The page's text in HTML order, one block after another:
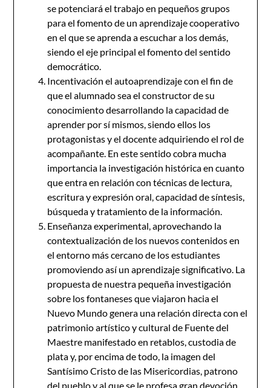
se potenciará el trabajo en pequeños grupos
para el fomento de un aprendizaje cooperativo
en el que se aprenda a escuchar a los demás,
siendo el eje principal el fomento del sentido
democrático.
Incentivación el autoaprendizaje con el fin de
que el alumnado sea el constructor de su
conocimiento desarrollando la capacidad de
aprender por sí mismos, siendo ellos los
protagonistas y el docente adquiriendo el rol de
acompañante. En este sentido cobra mucha
importancia la investigación histórica en cuanto
que entra en relación con técnicas de lectura,
escritura y expresión oral, capacidad de síntesis,
búsqueda y tratamiento de la información.
Enseñanza experimental, aprovechando la
contextualización de los nuevos contenidos en
el entorno más cercano de los estudiantes
promoviendo así un aprendizaje significativo. La
propuesta de nuestra pequeña investigación
sobre los fontaneses que viajaron hacia el
Nuevo Mundo genera una relación directa con el
patrimonio artístico y cultural de Fuente del
Maestre manifestado en retablos, custodia de
plata y, por encima de todo, la imagen del
Santísimo Cristo de las Misericordias, patrono
del pueblo y al que se le profesa gran devoción.